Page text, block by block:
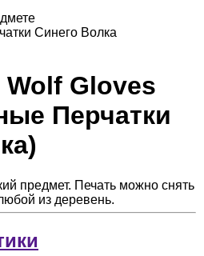
Синего Волка
Gloves
Перчатки
предмет. Печать можно снять
из деревень.